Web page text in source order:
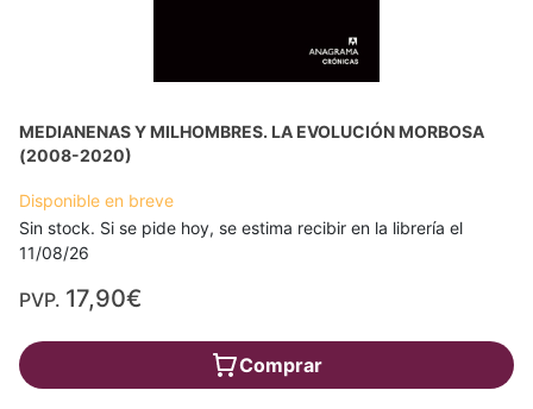
MEDIANENAS Y MILHOMBRES. LA EVOLUCIÓN MORBOSA
(2008-2020)
Disponible en breve
Sin stock. Si se pide hoy, se estima recibir en la librería el
11/08/26
PVP. 17,90€
Comprar